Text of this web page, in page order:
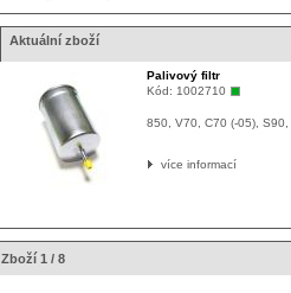
Aktuální zboží
Palivový filtr
Kód: 1002710
850, V70, C70 (-05),
více informací
Zboží 1 / 8